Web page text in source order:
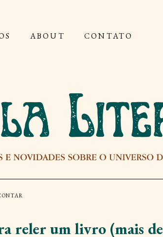
ABOUT CONTATO
reler um livro (mais de